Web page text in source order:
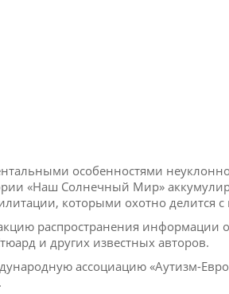
особенностями
«Наш Солнечный Мир»
которыми охотно делится с
распространения информации
и других известных авторов.
ассоциацию «Аутизм-